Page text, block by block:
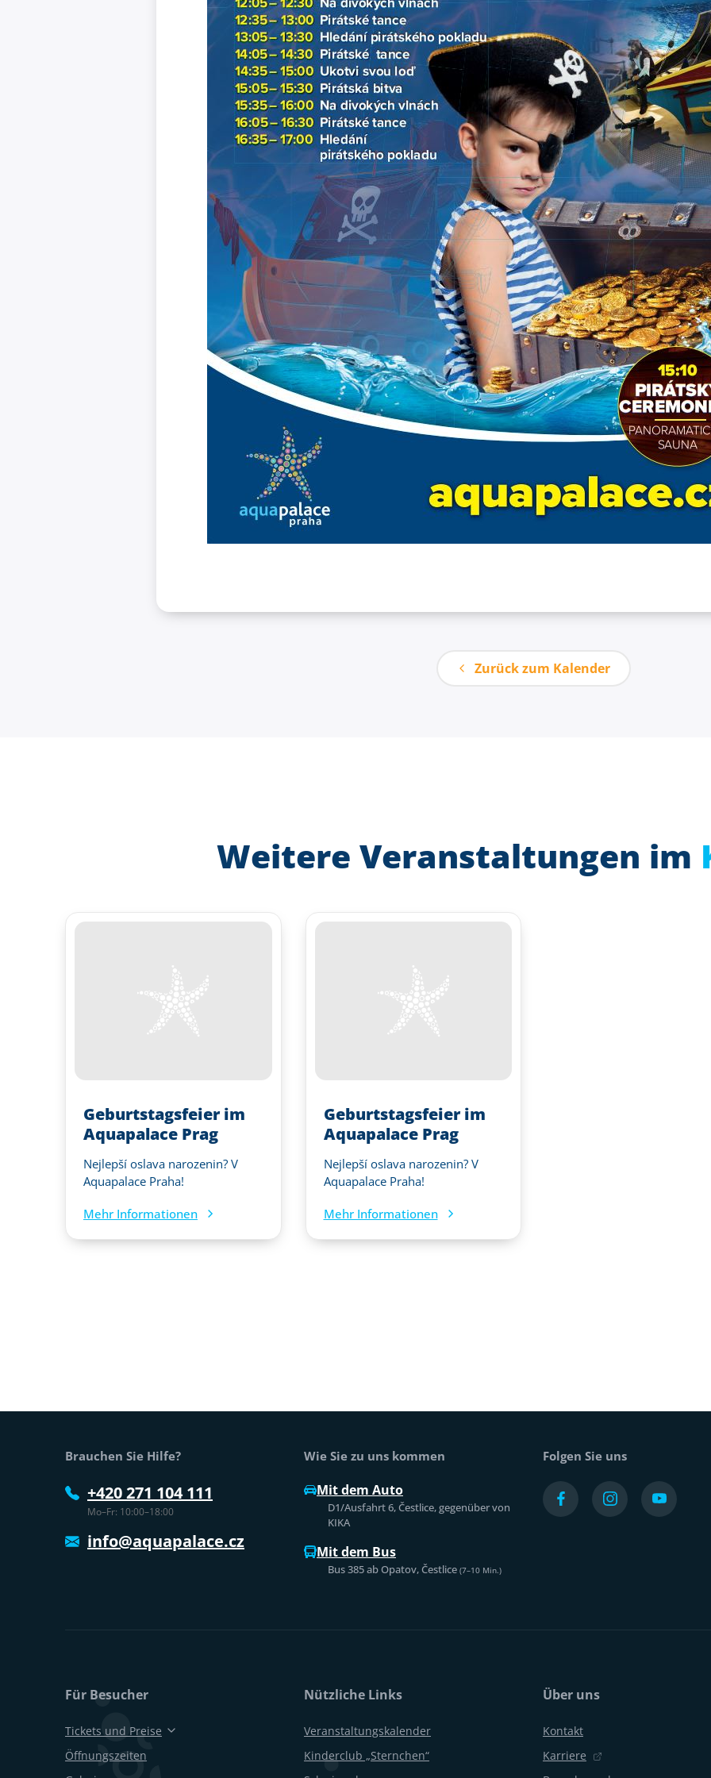
Zurück zum Kalender
Weitere Veranstaltungen im
Geburtstagsfeier im
Aquapalace Prag
Nejlepší oslava narozenin? V
Aquapalace Praha!
Mehr Informationen
Geburtstagsfeier im
Aquapalace Prag
Nejlepší oslava narozenin? V
Aquapalace Praha!
Mehr Informationen
Brauchen Sie Hilfe?
+420 271 104 111
Mo–Fr: 10:00–18:00
info@aquapalace.cz
Wie Sie zu uns kommen
Mit dem Auto
D1/Ausfahrt 6, Čestlice, gegenüber von
KIKA
Mit dem Bus
Bus 385 ab Opatov, Čestlice (7–10 Min.)
Folgen Sie uns
Für Besucher
Tickets und Preise
Öffnungszeiten
Nützliche Links
Veranstaltungskalender
Kinderclub „Sternchen“
Über uns
Kontakt
Karriere